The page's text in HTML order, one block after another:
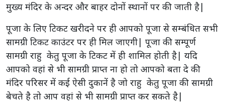
मुख्य मंदिर के अन्दर और बाहर दोनों स्थानों पर की जाती है|
पूजा के लिए टिकट खरीदने पर ही आपको पूजा से सम्बंधित सभी
सामग्री टिकट काउंटर पर ही मिल जाएगी| पूजा की सम्पूर्ण
सामग्री राहु केतु पूजा के टिकट में ही शामिल होती है| यदि
आपको वहां से भी सामग्री प्राप्त ना हो तो आपको बता दे की
मंदिर परिसर में कई ऐसी दुकानें है जो राहु केतु पूजा की सामग्री
बेचते है तो आप वहां से भी सामग्री प्राप्त कर सकते है|